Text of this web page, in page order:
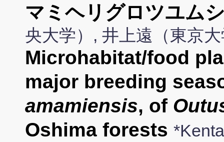
マミヘリグロツユム
央大学）, 井上遠（東京
Microhabitat/food
major breeding
amamiensis, of
Oshima forests